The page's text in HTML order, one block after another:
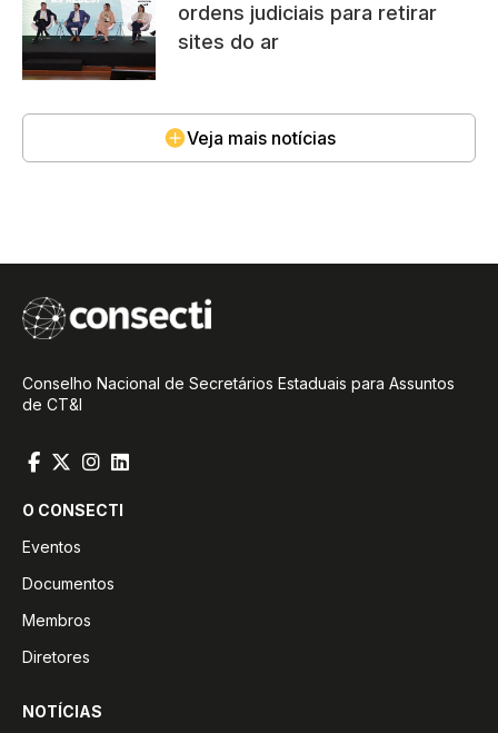
ordens judiciais para retirar
sites do ar
Veja mais notícias
Conselho Nacional de Secretários Estaduais para Assuntos
de CT&I
O CONSECTI
Eventos
Documentos
Membros
Diretores
NOTÍCIAS